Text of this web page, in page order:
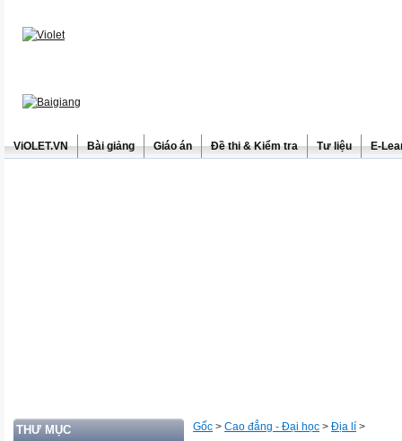
ViOLET.VN Bài giảng Giáo án Đề thi & Kiểm tra Tư liệu E-
THƯ MỤC Gốc > Cao đẳng - Đại học > Địa lí >